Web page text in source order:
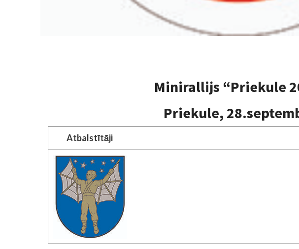
Minirallijs “Priekule
Priekule,
Atbalstītāji